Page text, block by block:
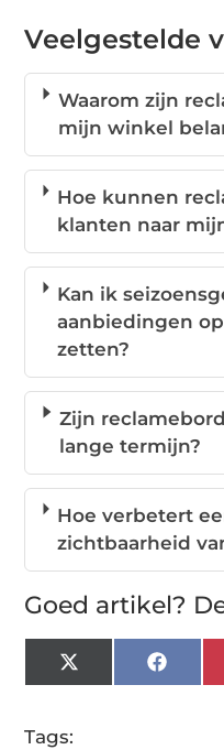
Veelgestelde
Waarom zijn
mijn winkel
Hoe kunnen
klanten naar
Kan ik
aanbiedingen
zetten?
Zijn
lange termijn?
Hoe verbetert
zichtbaarheid
Goed artikel?
X
(Twitter)
Tags: